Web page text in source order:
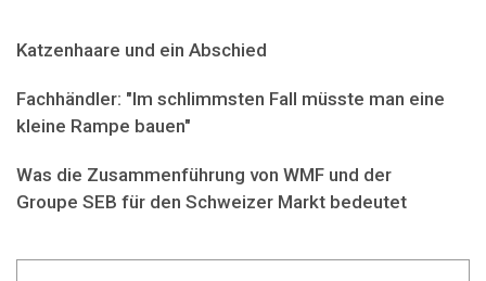
Katzenhaare und ein Abschied
Fachhändler: "Im schlimmsten Fall müsste man eine
kleine Rampe bauen"
Was die Zusammenführung von WMF und der
Groupe SEB für den Schweizer Markt bedeutet